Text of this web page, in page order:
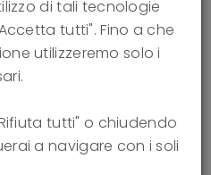
2026
2025
di tali tecnologie
tutti". Fino a che
utilizzeremo solo i
tutti" o chiudendo
a navigare con i soli